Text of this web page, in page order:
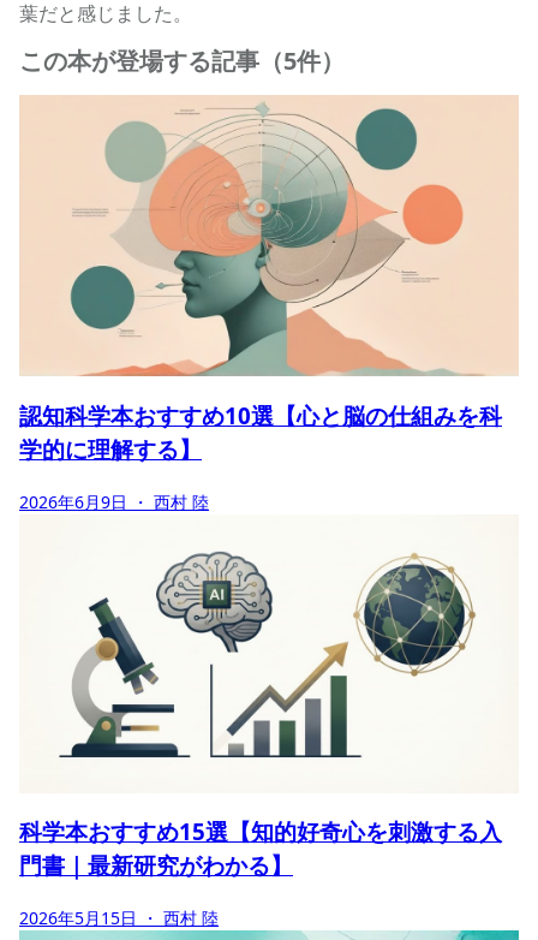
葉だと感じました。
この本が登場する記事（5件）
認知科学本おすすめ10選【心と脳の仕組みを科
学的に理解する】
2026年6月9日 ・ 西村 陸
科学本おすすめ15選【知的好奇心を刺激する入
門書｜最新研究がわかる】
2026年5月15日 ・ 西村 陸